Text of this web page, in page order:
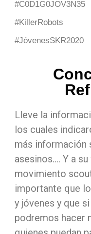
#C0D1G0JOV3N35
#KillerRobots
#JóvenesSKR2020
Lleve la
los cuales
más información
asesinos…. Y a
movimiento
importante que
y jóvenes y que
podremos hacer